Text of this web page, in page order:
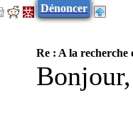
Dénoncer
Re : A la recherche